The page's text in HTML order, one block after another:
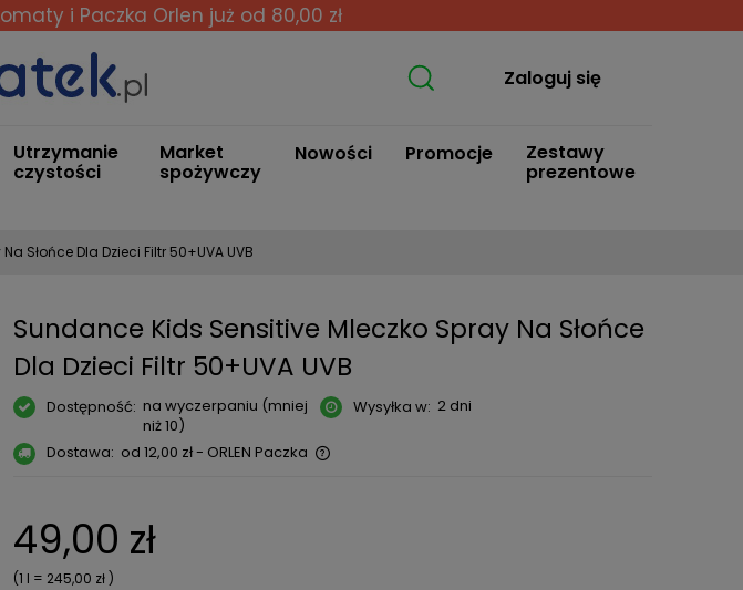
i Paczka Orlen już od 80,00 zł
Zaloguj się
Utrzymanie
czystości
Market
spożywczy
Nowości Promocje Zestawy
prezentowe
Słońce Dla Dzieci Filtr 50+UVA UVB
Sundance Kids Sensitive Mleczko Spray Na Słońce
Dla Dzieci Filtr 50+UVA UVB
Dostępność: na wyczerpaniu (mniej
niż 10)
Wysyłka w: 2 dni
Dostawa: od 12,00 zł- ORLEN Paczka
kosztów płatności
49,00 zł
(1 l = 245,00 zł )